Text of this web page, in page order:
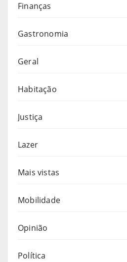
Finanças
Gastronomia
Geral
Habitação
Justiça
Lazer
Mais vistas
Mobilidade
Opinião
Política